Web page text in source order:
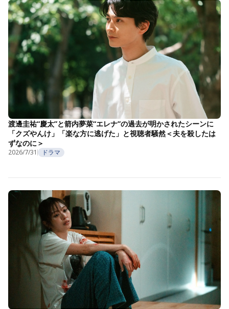
渡邊圭祐“慶太”と箭内夢菜“エレナ”の過去が明かされたシーンに
「クズやんけ」「楽な方に逃げた」と視聴者騒然＜夫を殺したは
ずなのに＞
2026/7/31 ドラマ